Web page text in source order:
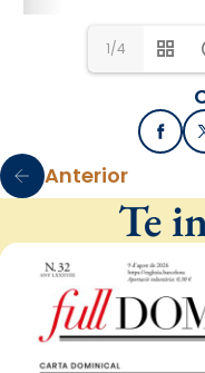
1/4
Anterior
Te